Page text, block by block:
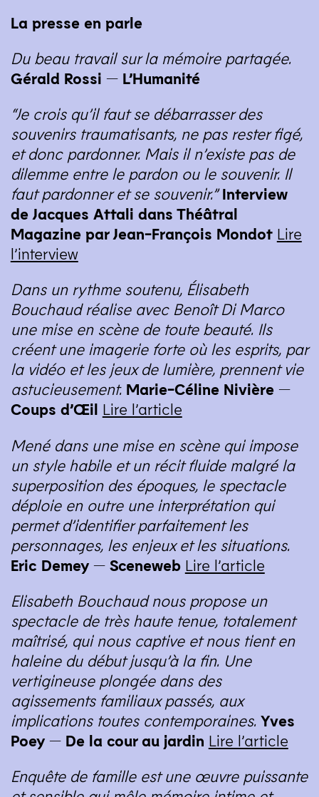
La presse en parle
Du beau travail sur la mémoire partagée.
Gérald Rossi — L’Humanité
“Je crois qu’il faut se débarrasser des
souvenirs traumatisants, ne pas rester figé,
et donc pardonner. Mais il n’existe pas de
dilemme entre le pardon ou le souvenir. Il
faut pardonner et se souvenir.”Interview
de Jacques Attali dans Théâtral
Magazine par Jean-François Mondot Lire
l’interview
Dans un rythme soutenu, Élisabeth
Bouchaud réalise avec Benoît Di Marco
une mise en scène de toute beauté. Ils
créent une imagerie forte où les esprits, par
la vidéo et les jeux de lumière, prennent vie
astucieusement. Marie-Céline Nivière —
Coups d’Œil Lire l’article
Mené dans une mise en scène qui impose
un style habile et un récit fluide malgré la
superposition des époques, le spectacle
déploie en outre une interprétation qui
permet d’identifier parfaitement les
personnages, les enjeux et les situations.
Eric Demey — Sceneweb Lire l’article
Elisabeth Bouchaud nous propose un
spectacle de très haute tenue, totalement
maîtrisé, qui nous captive et nous tient en
haleine du début jusqu’à la fin. Une
vertigineuse plongée dans des
agissements familiaux passés, aux
implications toutes contemporaines. Yves
Poey — De la cour au jardin Lire l’article
Enquête de famille est une œuvre puissante